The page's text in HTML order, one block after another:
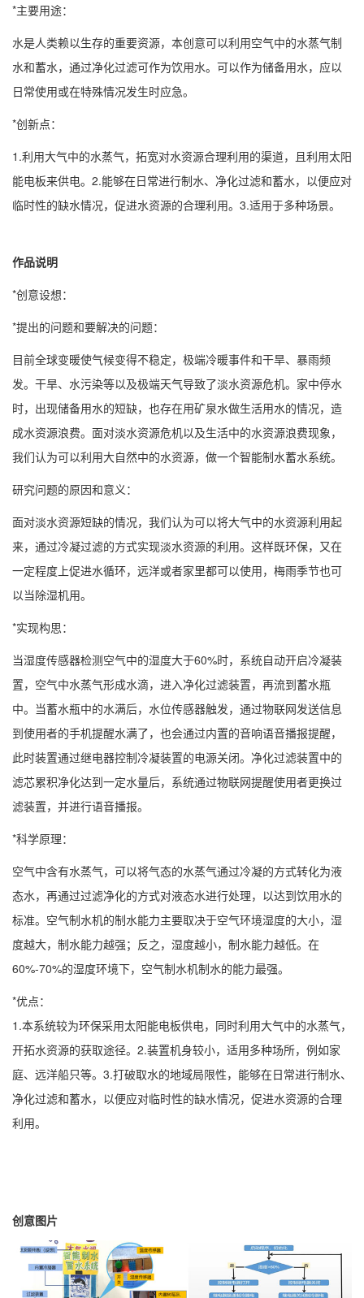
*主要用途：
水是人类赖以生存的重要资源，本创意可以利用空气中的水蒸气制
水和蓄水，通过净化过滤可作为饮用水。可以作为储备用水，应以
日常使用或在特殊情况发生时应急。
*创新点：
1.利用大气中的水蒸气，拓宽对水资源合理利用的渠道，且利用太阳
能电板来供电。2.能够在日常进行制水、净化过滤和蓄水，以便应对
临时性的缺水情况，促进水资源的合理利用。3.适用于多种场景。
作品说明
*创意设想：
*提出的问题和要解决的问题：
目前全球变暖使气候变得不稳定，极端冷暖事件和干旱、暴雨频
发。干旱、水污染等以及极端天气导致了淡水资源危机。家中停水
时，出现储备用水的短缺，也存在用矿泉水做生活用水的情况，造
成水资源浪费。面对淡水资源危机以及生活中的水资源浪费现象，
我们认为可以利用大自然中的水资源，做一个智能制水蓄水系统。
研究问题的原因和意义：
面对淡水资源短缺的情况，我们认为可以将大气中的水资源利用起
来，通过冷凝过滤的方式实现淡水资源的利用。这样既环保，又在
一定程度上促进水循环，远洋或者家里都可以使用，梅雨季节也可
以当除湿机用。
*实现构思：
当湿度传感器检测空气中的湿度大于60%时，系统自动开启冷凝装
置，空气中水蒸气形成水滴，进入净化过滤装置，再流到蓄水瓶
中。当蓄水瓶中的水满后，水位传感器触发，通过物联网发送信息
到使用者的手机提醒水满了，也会通过内置的音响语音播报提醒，
此时装置通过继电器控制冷凝装置的电源关闭。净化过滤装置中的
滤芯累积净化达到一定水量后，系统通过物联网提醒使用者更换过
滤装置，并进行语音播报。
*科学原理：
空气中含有水蒸气，可以将气态的水蒸气通过冷凝的方式转化为液
态水，再通过过滤净化的方式对液态水进行处理，以达到饮用水的
标准。空气制水机的制水能力主要取决于空气环境湿度的大小，湿
度越大，制水能力越强；反之，湿度越小，制水能力越低。在
60%-70%的湿度环境下，空气制水机制水的能力最强。
*优点：
1.本系统较为环保采用太阳能电板供电，同时利用大气中的水蒸气，
开拓水资源的获取途径。2.装置机身较小，适用多种场所，例如家
庭、远洋船只等。3.打破取水的地域局限性，能够在日常进行制水、
净化过滤和蓄水，以便应对临时性的缺水情况，促进水资源的合理
利用。
创意图片